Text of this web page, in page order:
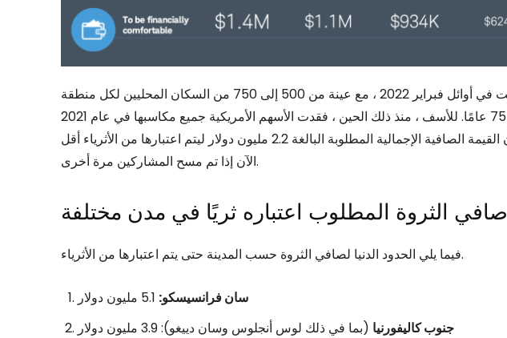
تم إجراء الاستطلاع عبر الإنترنت في أوائل فبراير 2022 ، مع عينة من 500 إلى 750 من السكان المحليين لكل منطقة
حضرية ، تتراوح أعمارهم بين 21 و 75 عامًا. للأسف ، منذ ذلك الحين ، فقدت الأسهم الأمريكية جميع مكاسبها في عام 2021
في عام 2022. وبالتالي ، قد تكون القيمة الصافية الإجمالية المطلوبة البالغة 2.2 مليون دولار ليتم اعتبارها من الأثرياء أقل
الآن إذا تم مسح المشاركين مرة أخرى.
صافي الثروة المطلوب اعتباره ثريًا في مدن مختلفة
فيما يلي الحدود الدنيا لصافي الثروة حسب المدينة حتى يتم اعتبارها من الأثرياء.
سان فرانسيسكو:
جنوب كاليفورنيا (بما في ذلك لوس أنجلوس وسان دييغو): 3.9 مليون دولار